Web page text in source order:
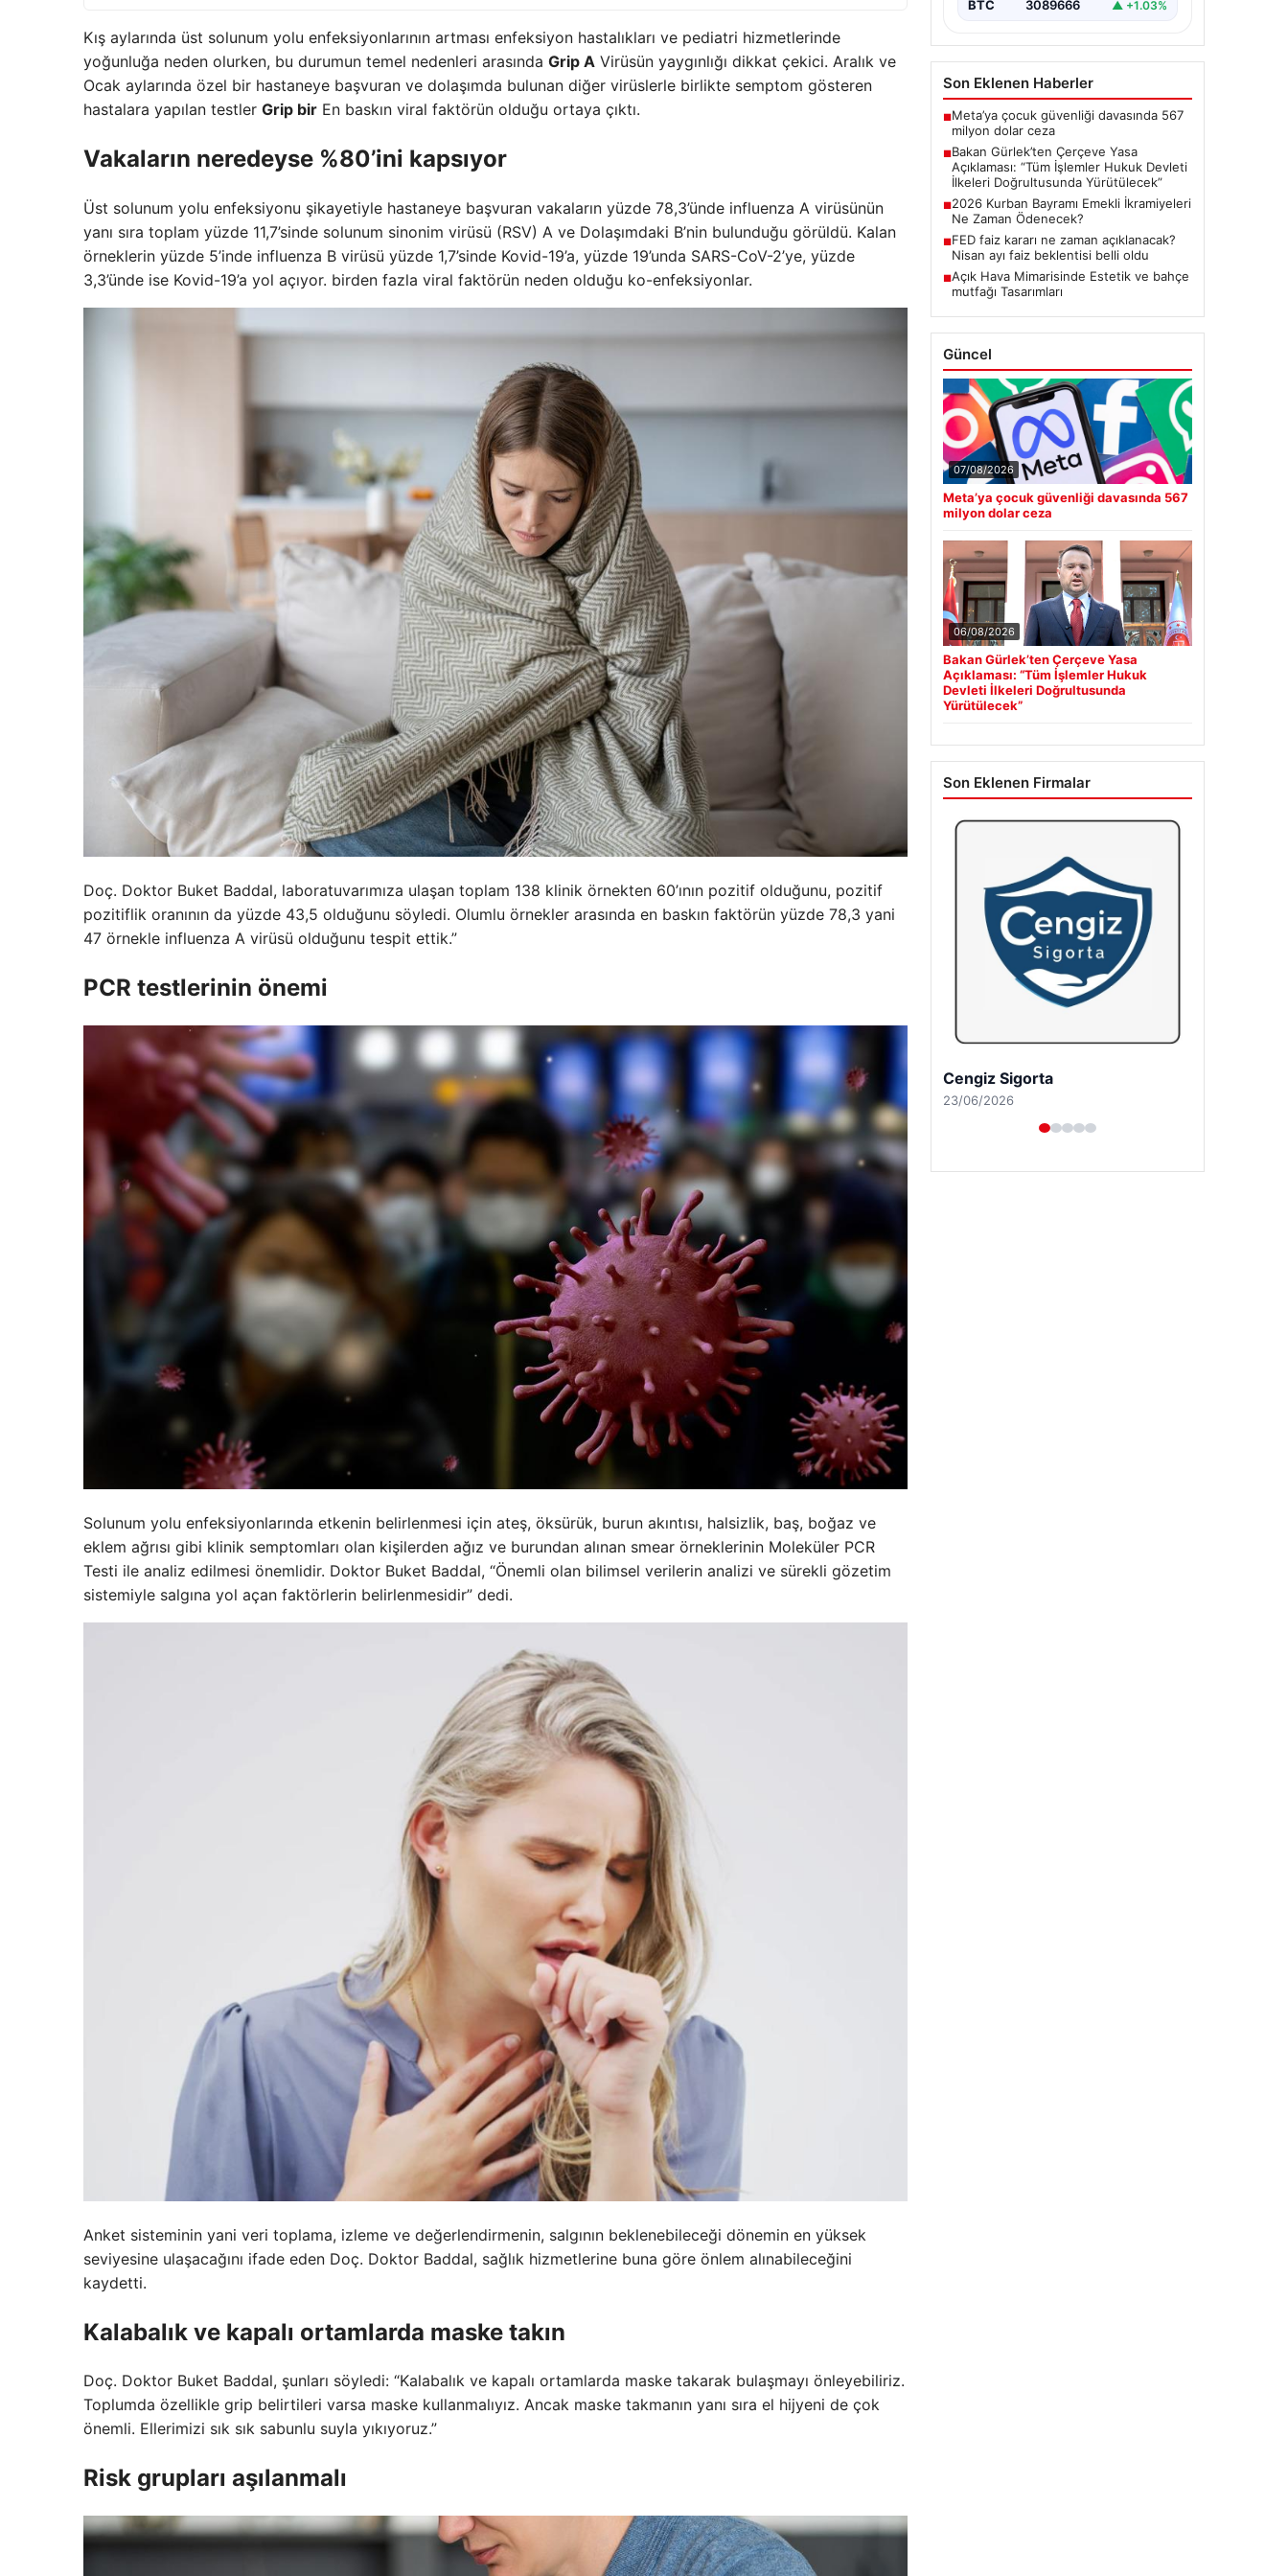
Kış aylarında üst solunum yolu enfeksiyonlarının artması enfeksiyon hastalıkları ve pediatri hizmetlerinde
yoğunluğa neden olurken, bu durumun temel nedenleri arasında Grip A Virüsün yaygınlığı dikkat çekici. Aralık ve
Ocak aylarında özel bir hastaneye başvuran ve dolaşımda bulunan diğer virüslerle birlikte semptom gösteren
hastalara yapılan testler Grip bir En baskın viral faktörün olduğu ortaya çıktı.
Vakaların neredeyse %80’ini kapsıyor
Üst solunum yolu enfeksiyonu şikayetiyle hastaneye başvuran vakaların yüzde 78,3’ünde influenza A virüsünün
yanı sıra toplam yüzde 11,7’sinde solunum sinonim virüsü (RSV) A ve Dolaşımdaki B’nin bulunduğu görüldü. Kalan
örneklerin yüzde 5’inde influenza B virüsü yüzde 1,7’sinde Kovid-19’a, yüzde 19’unda SARS-CoV-2’ye, yüzde
3,3’ünde ise Kovid-19’a yol açıyor. birden fazla viral faktörün neden olduğu ko-enfeksiyonlar.
Doç. Doktor Buket Baddal, laboratuvarımıza ulaşan toplam 138 klinik örnekten 60’ının pozitif olduğunu, pozitif
pozitiflik oranının da yüzde 43,5 olduğunu söyledi. Olumlu örnekler arasında en baskın faktörün yüzde 78,3 yani
47 örnekle influenza A virüsü olduğunu tespit ettik.”
PCR testlerinin önemi
Solunum yolu enfeksiyonlarında etkenin belirlenmesi için ateş, öksürük, burun akıntısı, halsizlik, baş, boğaz ve
eklem ağrısı gibi klinik semptomları olan kişilerden ağız ve burundan alınan smear örneklerinin Moleküler PCR
Testi ile analiz edilmesi önemlidir. Doktor Buket Baddal, “Önemli olan bilimsel verilerin analizi ve sürekli gözetim
sistemiyle salgına yol açan faktörlerin belirlenmesidir” dedi.
Anket sisteminin yani veri toplama, izleme ve değerlendirmenin, salgının beklenebileceği dönemin en yüksek
seviyesine ulaşacağını ifade eden Doç. Doktor Baddal, sağlık hizmetlerine buna göre önlem alınabileceğini
kaydetti.
Kalabalık ve kapalı ortamlarda maske takın
Doç. Doktor Buket Baddal, şunları söyledi: “Kalabalık ve kapalı ortamlarda maske takarak bulaşmayı önleyebiliriz.
Toplumda özellikle grip belirtileri varsa maske kullanmalıyız. Ancak maske takmanın yanı sıra el hijyeni de çok
önemli. Ellerimizi sık sık sabunlu suyla yıkıyoruz.”
Risk grupları aşılanmalı
başlatacak çerçeve yasanın
BTC 3089666 ▲ +1.03%
Son Eklenen Haberler
■Meta’ya çocuk güvenliği davasında 567
milyon dolar ceza
■Bakan Gürlek’ten Çerçeve Yasa
Açıklaması: “Tüm İşlemler Hukuk Devleti
İlkeleri Doğrultusunda Yürütülecek”
■2026 Kurban Bayramı Emekli İkramiyeleri
Ne Zaman Ödenecek?
■FED faiz kararı ne zaman açıklanacak?
Nisan ayı faiz beklentisi belli oldu
■Açık Hava Mimarisinde Estetik ve bahçe
mutfağı Tasarımları
Güncel
07/08/2026
Meta’ya çocuk güvenliği davasında 567
milyon dolar ceza
06/08/2026
Bakan Gürlek’ten Çerçeve Yasa
Açıklaması: “Tüm İşlemler Hukuk
Devleti İlkeleri Doğrultusunda
Yürütülecek”
Son Eklenen Firmalar
Hastaş Beton
26/05/2026